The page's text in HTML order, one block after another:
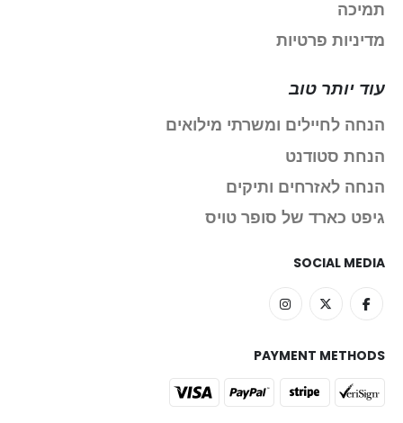
תמיכה
מדיניות פרטיות
עוד יותר טוב
הנחה לחיילים ומשרתי מילואים
הנחת סטודנט
הנחה לאזרחים ותיקים
גיפט כארד של סופר טויס
SOCIAL MEDIA
PAYMENT METHODS